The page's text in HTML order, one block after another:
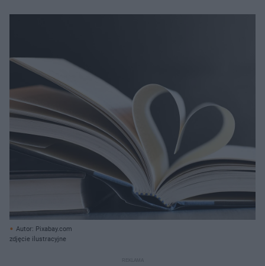
Autor: Pixabay.com
zdjęcie ilustracyjne